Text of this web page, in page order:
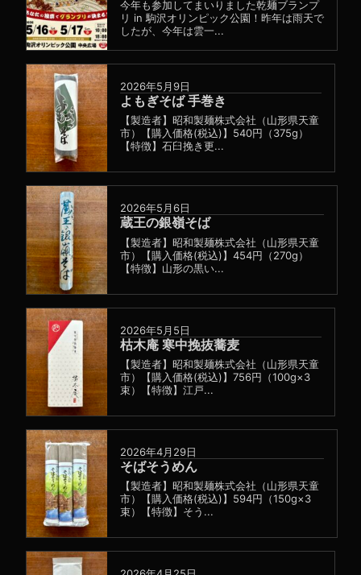
今年も参加してまいりました乾麺ブランプ
リ in 駒沢オリンピック公園！昨年は雨天で
したが、今年は雲一...
2026年5月9日
よもぎそば 手巻き
【製造者】昭和製麺株式会社（山形県天童
市）【購入価格(税込)】540円（375g）
【特徴】石臼挽き更...
2026年5月6日
蔵王の銀嶺そば
【製造者】昭和製麺株式会社（山形県天童
市）【購入価格(税込)】454円（270g）
【特徴】山形の黒い...
2026年5月5日
枯木庵 寒中挽抜蕎麦
【製造者】昭和製麺株式会社（山形県天童
市）【購入価格(税込)】756円（100g×3
束）【特徴】江戸...
2026年4月29日
そばそうめん
【製造者】昭和製麺株式会社（山形県天童
市）【購入価格(税込)】594円（150g×3
束）【特徴】そう...